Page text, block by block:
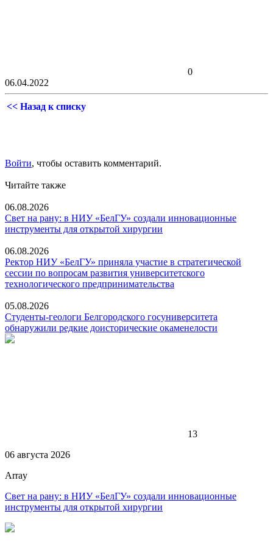
0
06.04.2022
<< Назад к списку
Войти, чтобы оставить комментарий.
Читайте также
06.08.2026
Свет на рану: в НИУ «БелГУ» создали инновационные
инструменты для открытой хирургии
06.08.2026
Ректор НИУ «БелГУ» приняла участие в стратегической
сессии по вопросам развития университетского
технологического предпринимательства
05.08.2026
Студенты-геологи Белгородского госуниверситета
обнаружили редкие доисторические окаменелости
13
06 августа 2026
Array
Свет на рану: в НИУ «БелГУ» создали инновационные
инструменты для открытой хирургии